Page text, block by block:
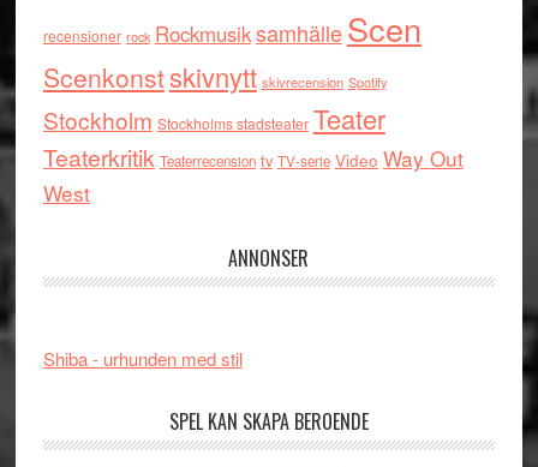
recensioner rock RockmusiksamhälleScen
Scenkonstskivnytt skivrecension Spotify
Stockholm Stockholms stadsteater Teater
Teaterkritik Teaterrecension tv TV-serie Video Way Out
West
ANNONSER
Shiba - urhunden med stil
SPEL KAN SKAPA BEROENDE